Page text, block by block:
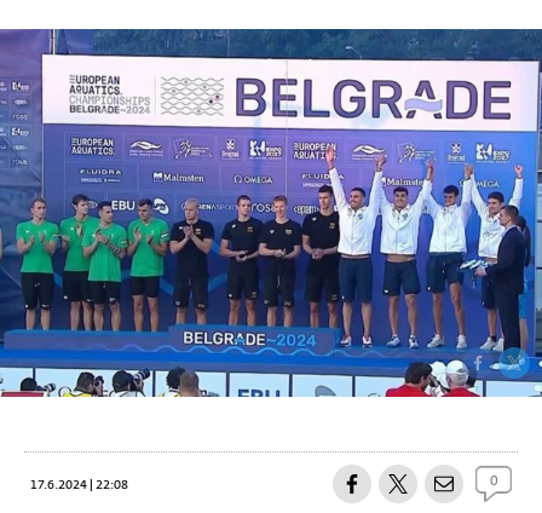
17.6.2024 | 22:08 0